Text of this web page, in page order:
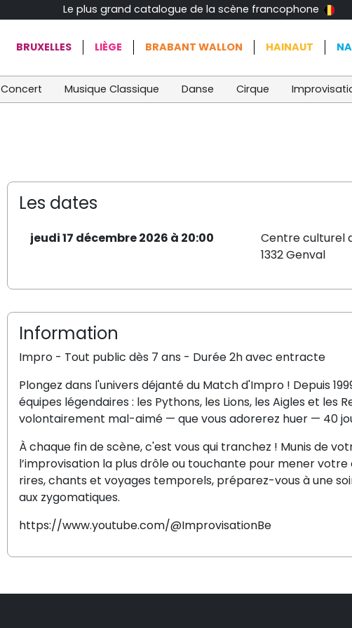
Le plus grand catalogue de la scène francophone
BRUXELLES LIÈGE BRABANT WALLON HAINAUT
Concert Musique Classique Danse Cirque
Les dates
jeudi 17 décembre 2026 à 20:00
Centre culturel
1332 Genval
Information
Impro - Tout public dès 7 ans - Durée 2h avec entracte
Plongez dans l'univers déjanté du Match d'Impro ! Depuis
équipes légendaires : les Pythons, les Lions, les Aigles et les
volontairement mal-aimé — que vous adorerez huer — 40
À chaque fin de scène, c'est vous qui tranchez ! Munis de
l’improvisation la plus drôle ou touchante pour mener
rires, chants et voyages temporels, préparez-vous à une
aux zygomatiques.
https://www.youtube.com/@ImprovisationBe